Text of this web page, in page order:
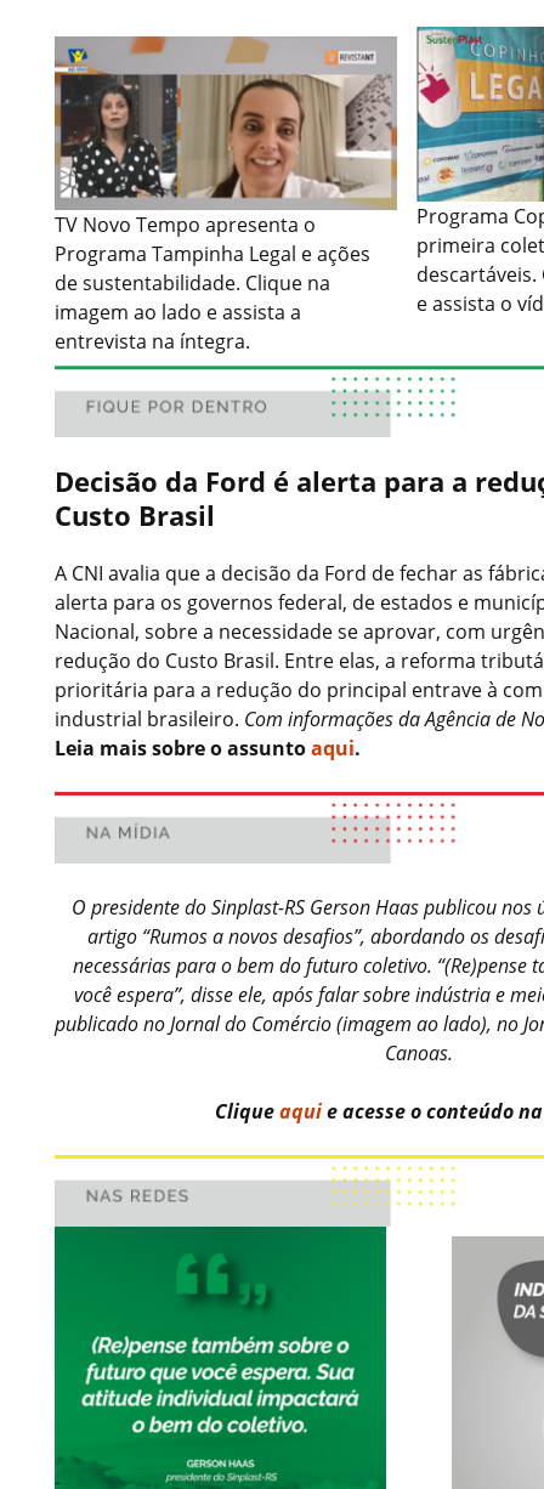
TV Novo Tempo apresenta o
Programa Tampinha Legal e ações
de sustentabilidade. Clique na
imagem ao lado e assista a
entrevista na íntegra.
Programa
primeira
e assista o
Decisão da Ford é alerta para a
Custo Brasil
A CNI avalia que a decisão da Ford de fechar as
alerta para os governos federal, de estados e
Nacional, sobre a necessidade se aprovar, com
redução do Custo Brasil. Entre elas, a reforma
prioritária para a redução do principal entrave à
industrial brasileiro. Com informações da Agência de
Leia mais sobre o assuntoaqui.
O presidente do Sinplast-RS Gerson Haas publicou
artigo “Rumos a novos desafios”, abordando os
necessárias para o bem do futuro coletivo. “(Re)pense
você espera”, disse ele, após falar sobre indústria e
publicado no Jornal do Comércio (imagem ao lado), no
Canoas.
Cliqueaquie acesse o conteúdo